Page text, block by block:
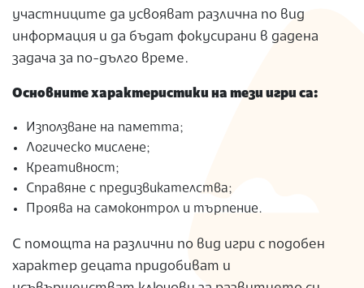
участниците да усвояват различна по вид
информация и да бъдат фокусирани в дадена
задача за по-дълго време.
Основните характеристики на тези игри са:
Използване на паметта;
Логическо мислене;
Креативност;
Справяне с предизвикателства;
Проява на самоконтрол и търпение.
С помощта на различни по вид игри с подобен
характер децата придобиват и